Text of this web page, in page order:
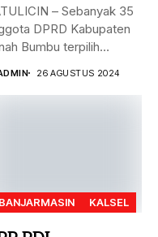
– Sebanyak 35
DPRD Kabupaten
Bumbu terpilih
26 AGUSTUS 2024
BANJARMASIN KALSEL